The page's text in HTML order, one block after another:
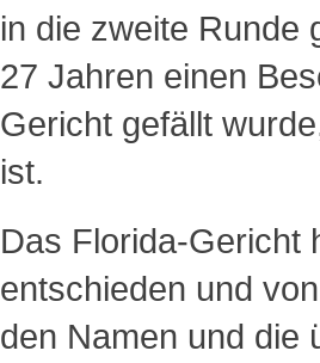
in die zweite Runde
27 Jahren einen
Gericht gefällt
ist.
Das Florida-Gericht
entschieden und
den Namen und die